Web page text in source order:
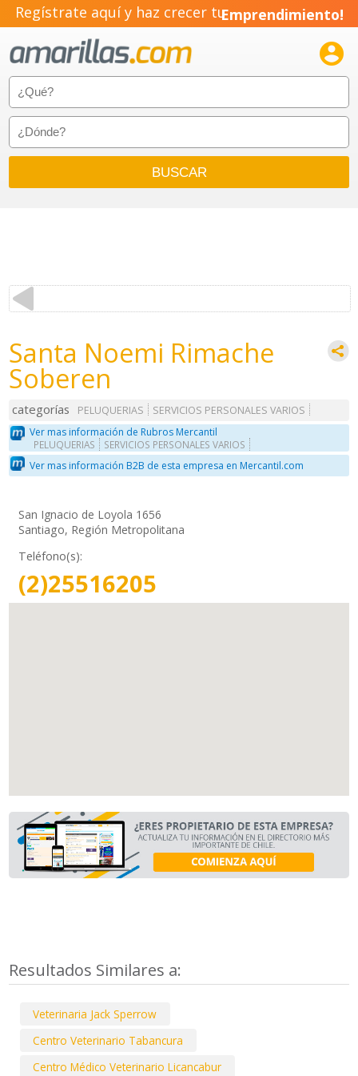
Regístrate aquí y haz crecer tuEmprendimiento!

Santa Noemi Rimache
Soberen
categorías PELUQUERIAS
SERVICIOS PERSONALES VARIOS
Ver mas información de Rubros Mercantil
PELUQUERIAS SERVICIOS PERSONALES VARIOS
Ver mas información B2B de esta empresa en Mercantil.com
San Ignacio de Loyola 1656
Santiago, Región Metropolitana
Teléfono(s):
(2)25516205
Resultados Similares a:
Veterinaria Jack Sperrow
Centro Veterinario Tabancura
Centro Médico Veterinario Licancabur